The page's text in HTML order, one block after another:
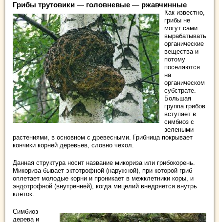
Грибы трутовики — головневые — ржавчинные
Как известно,
грибы не
могут сами
вырабатывать
органические
вещества и
потому
поселяются
на
органическом
субстрате.
Большая
группа грибов
вступает в
симбиоз с
зелеными
растениями, в основном с древесными. Грибница покрывает
кончики корней деревьев, словно чехол.
Данная структура носит название микориза или грибокорень.
Микориза бывает эктотрофной (наружной), при которой гриб
оплетает молодые корни и проникает в межклетники коры, и
эндотрофной (внутренней), когда мицелий внедряется внутрь
клеток.
Симбиоз
дерева и